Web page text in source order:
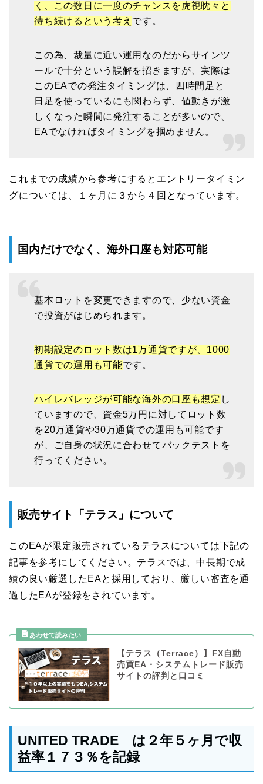
く、この数日に一度のチャンスを虎視眈々と
待ち続けるという考え です。
この為、裁量に近い運用なのだからサインツ
ールで十分という誤解を招きますが、実際は
このEAでの発注タイミングは、四時間足と
日足を使っているにも関わらず、値動きが激
しくなった瞬間に発注することが多いので、
EAでなければタイミングを掴めません。
これまでの成績から参考にするとエントリータイミン
グについては、１ヶ月に３から４回となっています。
国内だけでなく、海外口座も対応可能
基本ロットを変更できますので、少ない資金
で投資がはじめられます。
初期設定のロット数は1万通貨ですが、1000
通貨での運用も可能です。
ハイレバレッジが可能な海外の口座も想定 し
ていますので、資金5万円に対してロット数
を20万通貨や30万通貨での運用も可能です
が、ご自身の状況に合わせてバックテストを
行ってください。
販売サイト「テラス」について
このEAが限定販売されているテラスについては下記の
記事を参考にしてください。テラスでは、中長期で成
績の良い厳選したEAと採用しており、厳しい審査を通
過したEAが登録をされています。
【テラス（Terrace）】FX自動
売買EA・システムトレード販売
サイトの評判と口コミ
UNITED TRADE は２年５ヶ月で収
益率１７３％を記録